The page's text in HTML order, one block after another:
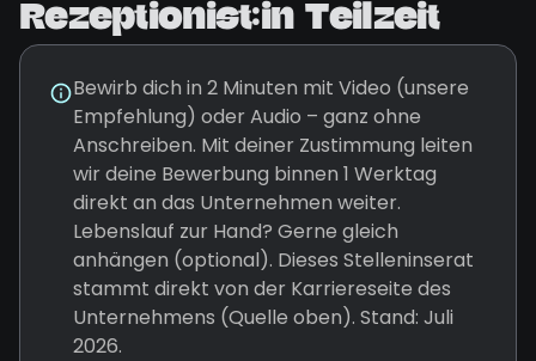
Rezeptionist:in Teilzeit
Bewirb dich in 2 Minuten mit Video (unsere
Empfehlung) oder Audio – ganz ohne
Anschreiben. Mit deiner Zustimmung leiten
wir deine Bewerbung binnen 1 Werktag
direkt an das Unternehmen weiter.
Lebenslauf zur Hand? Gerne gleich
anhängen (optional). Dieses Stelleninserat
stammt direkt von der Karriereseite des
Unternehmens (Quelle oben). Stand: Juli
2026.